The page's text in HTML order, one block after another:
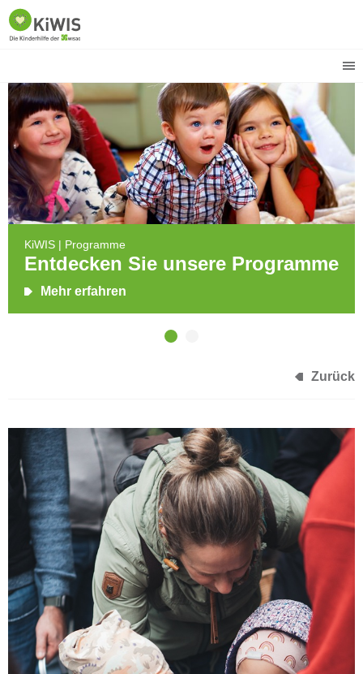
KiWIS | Programme
Entdecken Sie unsere Programme
Mehr erfahren
Zurück